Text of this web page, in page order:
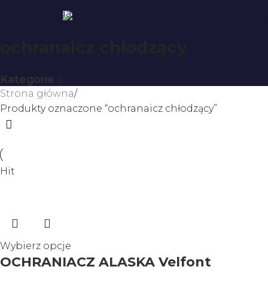
Skip to navigation
Kategorie
Strona główna
Produkty oznaczone “ochranaicz chłodzący”
Hit
Wybierz opcje
OCHRANIACZ ALASKA Velfont